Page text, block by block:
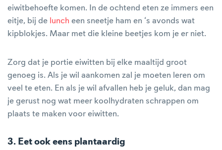
eiwitbehoefte komen. In de ochtend eten ze immers een
eitje, bij de lunch een sneetje ham en ‘s avonds wat
kipblokjes. Maar met die kleine beetjes kom je er niet.
Zorg dat je portie eiwitten bij elke maaltijd groot
genoeg is. Als je wil aankomen zal je moeten leren om
veel te eten. En als je wil afvallen heb je geluk, dan mag
je gerust nog wat meer koolhydraten schrappen om
plaats te maken voor eiwitten.
3. Eet ook eens plantaardig